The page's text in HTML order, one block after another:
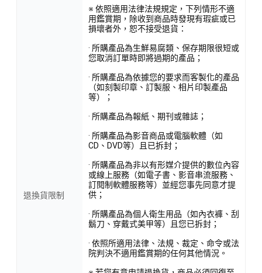
退換貨限制
※ 依照適用法律法規規定，下列情形不適
用鑑賞期，除收到商品時發現有瑕疵或已
損壞者外，恕不接受退貨：
· 所購產品為生鮮易腐類、保存期限很短或
您取消訂單時即將過期的產品；
· 所購產品為依據您的要求而客製化的產品
（如刻製印章、訂製服、相片印製產品
等）；
· 所購產品為報紙、期刊或雜誌；
· 所購產品為影音商品或電腦軟體（如
CD、DVD等）且已拆封；
· 所購產品為非以有形媒介提供的數位內容
或線上服務（如電子書、影音串流服務、
訂閱制軟體服務等）並經您事先同意才提
供；
· 所購產品為個人衛生用品（如內衣褲、刮
鬍刀、穿戴式美甲等）且您已拆封；
· 依照所適用法律、法規、裁定、命令或法
院判決不適用鑑賞期的任何其他情況。